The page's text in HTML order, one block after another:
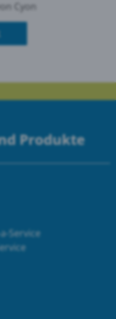
Cyon
Produkte
Service